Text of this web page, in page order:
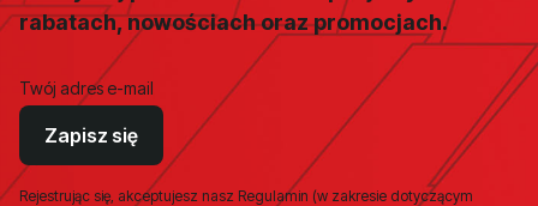
rabatach, nowościach oraz promocjach.
Twój adres e-mail
Zapisz się
Rejestrując się, akceptujesz nasz Regulamin (w zakresie dotyczącym